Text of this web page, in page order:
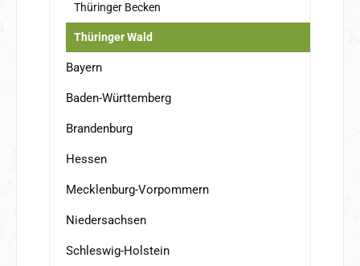
Thüringer Becken
Thüringer Wald
Bayern
Baden-Württemberg
Brandenburg
Hessen
Mecklenburg-Vorpommern
Niedersachsen
Schleswig-Holstein